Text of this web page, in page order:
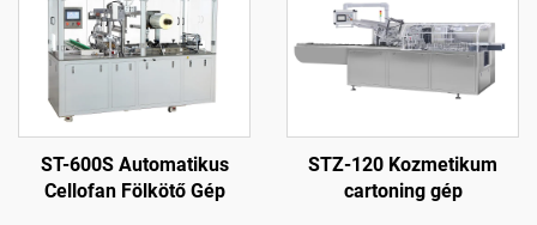
ST-600S Automatikus
Cellofan Fölkötő Gép
STZ-120 Kozmetikum
cartoning gép